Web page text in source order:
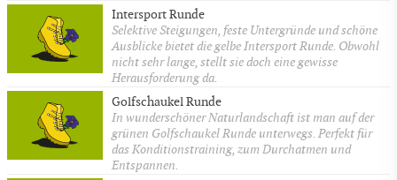
Intersport Runde
Selektive Steigungen, feste Untergründe und schöne
Ausblicke bietet die gelbe Intersport Runde. Obwohl
nicht sehr lange, stellt sie doch eine gewisse
Herausforderung da.
Golfschaukel Runde
In wunderschöner Naturlandschaft ist man auf der
grünen Golfschaukel Runde unterwegs. Perfekt für
das Konditionstraining, zum Durchatmen und
Entspannen.